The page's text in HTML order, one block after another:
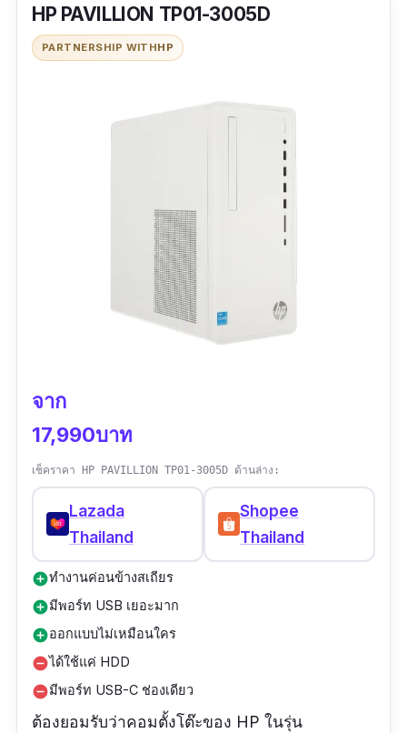
HP PAVILLION TP01-3005D
PARTNERSHIP WITHHP
จาก
17,990บาท
เช็คราคา HP PAVILLION TP01-3005D ด้านล่าง:
Lazada
Thailand
Shopee
Thailand
add_circleทำงานค่อนข้างสเถียร
add_circleมีพอร์ท USB เยอะมาก
add_circleออกแบบไม่เหมือนใคร
remove_circleได้ใช้แค่ HDD
remove_circleมีพอร์ท USB-C ช่องเดียว
ต้องยอมรับว่าคอมตั้งโต๊ะของ HP ในรุ่น